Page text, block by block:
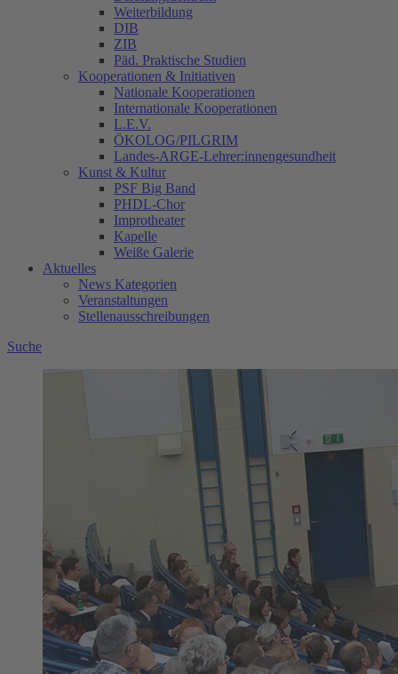
Weiterbildung
DIB
ZIB
Päd. Praktische Studien
Kooperationen & Initiativen
Nationale Kooperationen
Internationale Kooperationen
L.E.V.
ÖKOLOG/PILGRIM
Landes-ARGE-Lehrer:innengesundheit
Kunst & Kultur
PSF Big Band
PHDL-Chor
Improtheater
Kapelle
Weiße Galerie
Aktuelles
News Kategorien
Veranstaltungen
Stellenausschreibungen
Suche